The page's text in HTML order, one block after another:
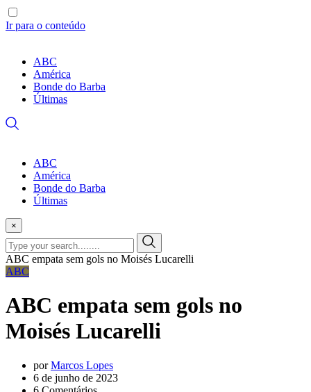
Ir para o conteúdo
ABC
América
Bonde do Barba
Últimas
ABC
América
Bonde do Barba
Últimas
×
ABC empata sem gols no Moisés Lucarelli
ABC
ABC empata sem gols no
Moisés Lucarelli
porMarcos Lopes
6 de junho de 2023